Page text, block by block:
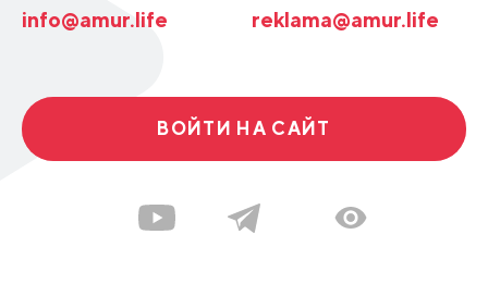
info@amur.life reklama@amur.life
ВОЙТИ НА САЙТ